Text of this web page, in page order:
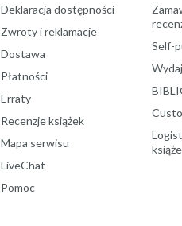
Deklaracja dostępności
Zwroty i reklamacje
Dostawa
Płatności
Erraty
Recenzje książek
Mapa serwisu
LiveChat
Pomoc
Self-